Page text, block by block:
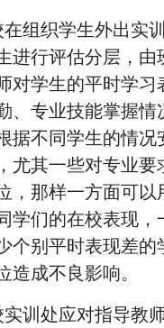
组织学生外出实
进行评估分层，由
对学生的平时学习
、专业技能掌握情
据不同学生的情况
尤其一些对专业要
，那样一方面可以
学们的在校表现，
个别平时表现差的
造成不良影响。
训处应对指导教